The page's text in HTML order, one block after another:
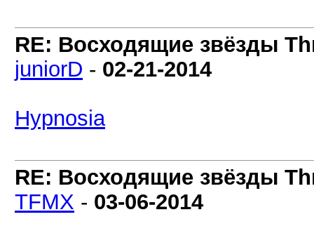
RE: Восходящие звёзды
juniorD - 02-21-2014
Hypnosia
RE: Восходящие звёзды
TFMX - 03-06-2014